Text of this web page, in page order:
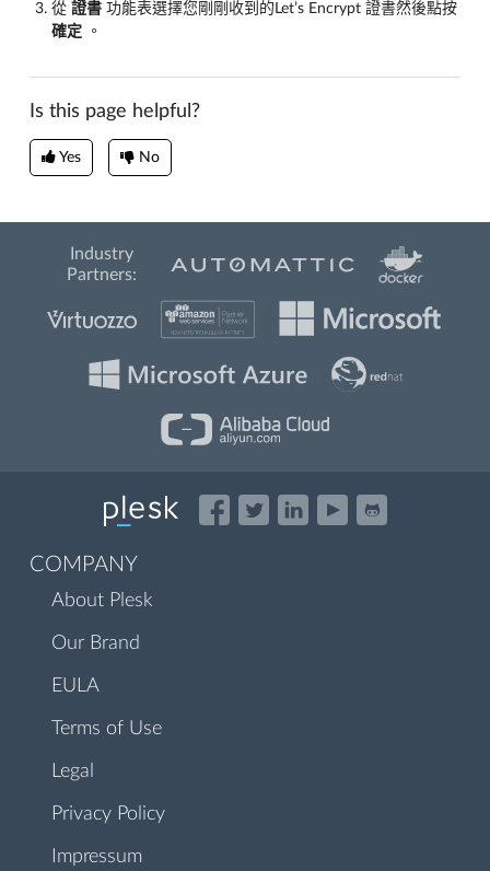
從 證書 功能表選擇您剛剛收到的Let’s Encrypt 證書然後點按
確定 。
Is this page helpful?
Yes No
Industry
Partners:
COMPANY
About Plesk
Our Brand
EULA
Terms of Use
Legal
Privacy Policy
Impressum